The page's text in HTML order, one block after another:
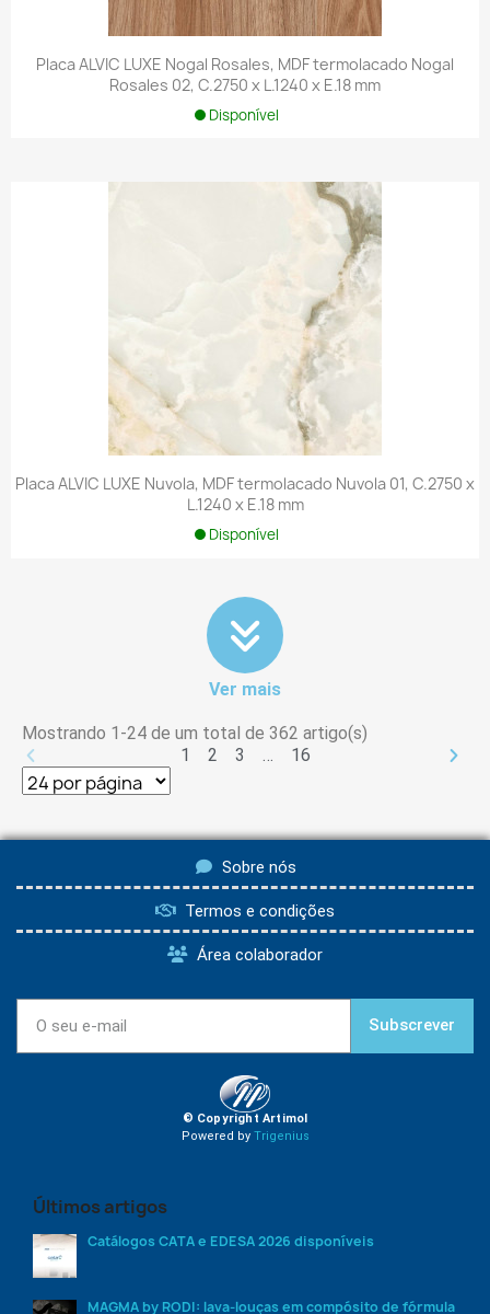
Placa ALVIC LUXE Nogal Rosales, MDF termolacado Nogal
Rosales 02, C.2750 x L.1240 x E.18 mm
Disponível
Placa ALVIC LUXE Nuvola, MDF termolacado Nuvola 01, C.2750 x
L.1240 x E.18 mm
Disponível
Ver mais
Mostrando 1-24 de um total de 362 artigo(s)
1
2 3 16
Sobre nós
Termos e condições
Área colaborador
Subscrever
© Copyright Artimol
Powered by Trigenius
Últimos artigos
Catálogos CATA e EDESA 2026 disponíveis
MAGMA by RODI: lava-louças em compósito de fórmula